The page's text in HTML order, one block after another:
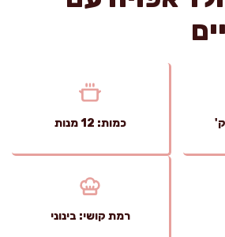
כמות: 12 מנות
רמת קושי: בינוני